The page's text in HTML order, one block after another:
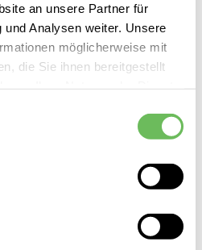
an unsere Partner für
Analysen weiter. Unsere
möglicherweise mit
die Sie ihnen bereitgestellt